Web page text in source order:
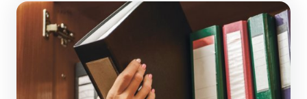
Location de salles : Halles Prosper Montagné